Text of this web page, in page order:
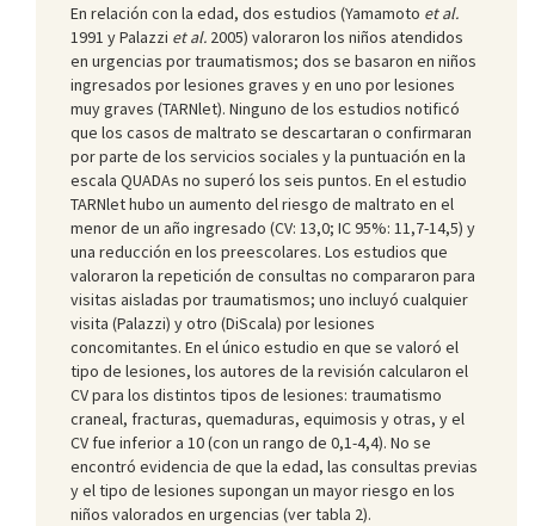
En relación con la edad, dos estudios (Yamamoto et al.
1991 y Palazzi et al. 2005) valoraron los niños atendidos
en urgencias por traumatismos; dos se basaron en niños
ingresados por lesiones graves y en uno por lesiones
muy graves (TARNlet). Ninguno de los estudios notificó
que los casos de maltrato se descartaran o confirmaran
por parte de los servicios sociales y la puntuación en la
escala QUADAs no superó los seis puntos. En el estudio
TARNlet hubo un aumento del riesgo de maltrato en el
menor de un año ingresado (CV: 13,0; IC 95%: 11,7-14,5) y
una reducción en los preescolares. Los estudios que
valoraron la repetición de consultas no compararon para
visitas aisladas por traumatismos; uno incluyó cualquier
visita (Palazzi) y otro (DiScala) por lesiones
concomitantes. En el único estudio en que se valoró el
tipo de lesiones, los autores de la revisión calcularon el
CV para los distintos tipos de lesiones: traumatismo
craneal, fracturas, quemaduras, equimosis y otras, y el
CV fue inferior a 10 (con un rango de 0,1-4,4). No se
encontró evidencia de que la edad, las consultas previas
y el tipo de lesiones supongan un mayor riesgo en los
niños valorados en urgencias (ver tabla 2).